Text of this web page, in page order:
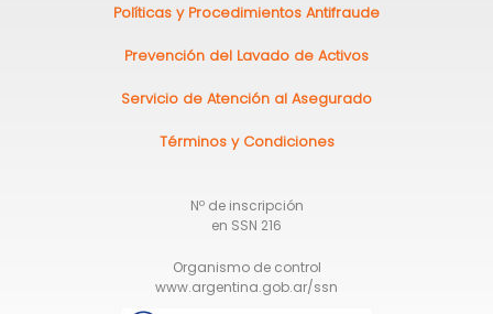
página
Políticas y Procedimientos Antifraude
Prevención del Lavado de Activos
Servicio de Atención al Asegurado
Términos y Condiciones
Nº de inscripción
en SSN 216
Organismo de control
www.argentina.gob.ar/ssn